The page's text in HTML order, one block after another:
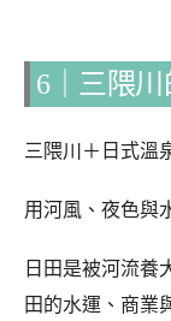
6｜三隈
三隈川＋日式溫
用河風、夜色與
日田是被河流養
田的水運、商業